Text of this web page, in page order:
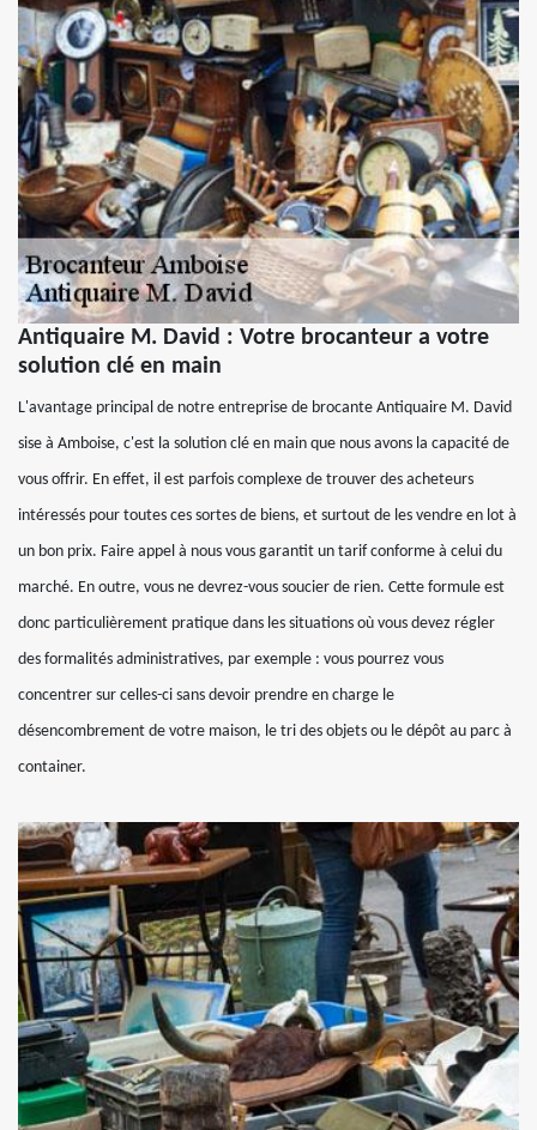
Antiquaire M. David : Votre brocanteur a votre
solution clé en main
L'avantage principal de notre entreprise de brocante Antiquaire M. David
sise à Amboise, c'est la solution clé en main que nous avons la capacité de
vous offrir. En effet, il est parfois complexe de trouver des acheteurs
intéressés pour toutes ces sortes de biens, et surtout de les vendre en lot à
un bon prix. Faire appel à nous vous garantit un tarif conforme à celui du
marché. En outre, vous ne devrez-vous soucier de rien. Cette formule est
donc particulièrement pratique dans les situations où vous devez régler
des formalités administratives, par exemple : vous pourrez vous
concentrer sur celles-ci sans devoir prendre en charge le
désencombrement de votre maison, le tri des objets ou le dépôt au parc à
container.